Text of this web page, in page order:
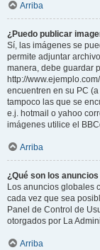
Arriba
¿Puedo publicar
Sí, las imágenes se
permite adjuntar
manera, debe guardar
http://
encuentren en su PC
tampoco las que se
e.j. hotmail o yahoo
imágenes utilice el
Arriba
¿Qué son los
Los anuncios globales
cada vez que sea
Panel de Control de
otorgados por La
Arriba